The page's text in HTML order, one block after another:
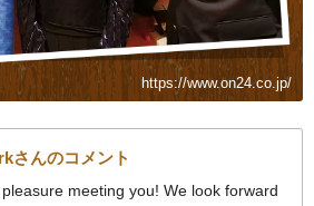
https://www.on24.co.jp/
さんのコメント
meeting you! We look forward